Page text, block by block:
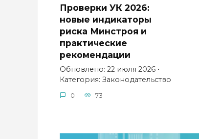
Проверки УК 2026:
новые индикаторы
риска Минстроя и
практические
рекомендации
Обновлено: 22 июля 2026 •
Категория: Законодательство
0 73